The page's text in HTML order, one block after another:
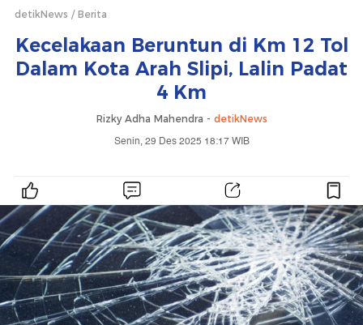
detikNews Berita
Kecelakaan Beruntun di Km 12 Tol
Dalam Kota Arah Slipi, Lalin Padat
4 Km
Rizky Adha Mahendra - detikNews
Senin, 29 Des 2025 18:17 WIB